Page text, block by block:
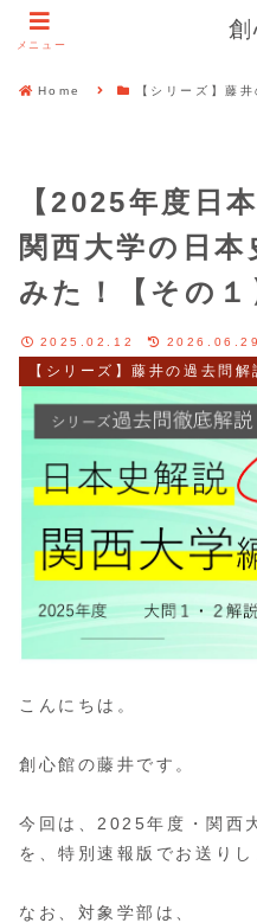
Home 【シリーズ】藤
【2025年度日
関西大学の日
みた！【その１
【シリーズ】藤井の過去問解
2025.02.12 2026.06.29
こんにちは。
創心館の藤井です。
今回は、2025年度・関西
を、特別速報版でお送りし
なお、対象学部は、
メニュー
創